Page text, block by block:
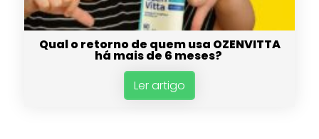
Qual o retorno de quem usa OZENVITTA
há mais de 6 meses?
Ler artigo